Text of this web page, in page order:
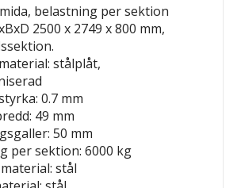
belastning per sektion
2500 x 2749 x 800 mm,
stålplåt,
0.7 mm
49 mm
50 mm
per sektion: 6000 kg
stål